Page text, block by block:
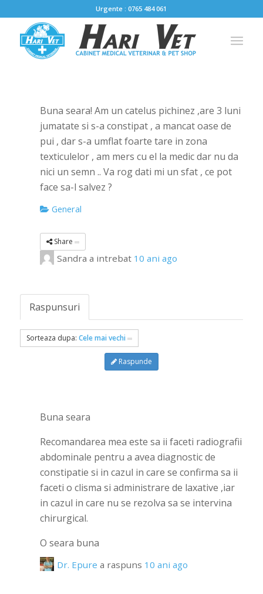
Urgente : 0765 484 061
Buna seara! Am un catelus pichinez ,are 3 luni
jumatate si s-a constipat , a mancat oase de
pui , dar s-a umflat foarte tare in zona
texticulelor , am mers cu el la medic dar nu da
nici un semn .. Va rog dati mi un sfat , ce pot
face sa-l salvez ?
General
Share
Sandra a intrebat 10 ani ago
Raspunsuri
Sorteaza dupa: Cele mai vechi
Raspunde
Buna seara
Recomandarea mea este sa ii faceti radiografii
abdominale pentru a avea diagnostic de
constipatie si in cazul in care se confirma sa ii
faceti o clisma si administrare de laxative ,iar
in cazul in care nu se rezolva sa se intervina
chirurgical.
O seara buna
Dr. Epure a raspuns 10 ani ago